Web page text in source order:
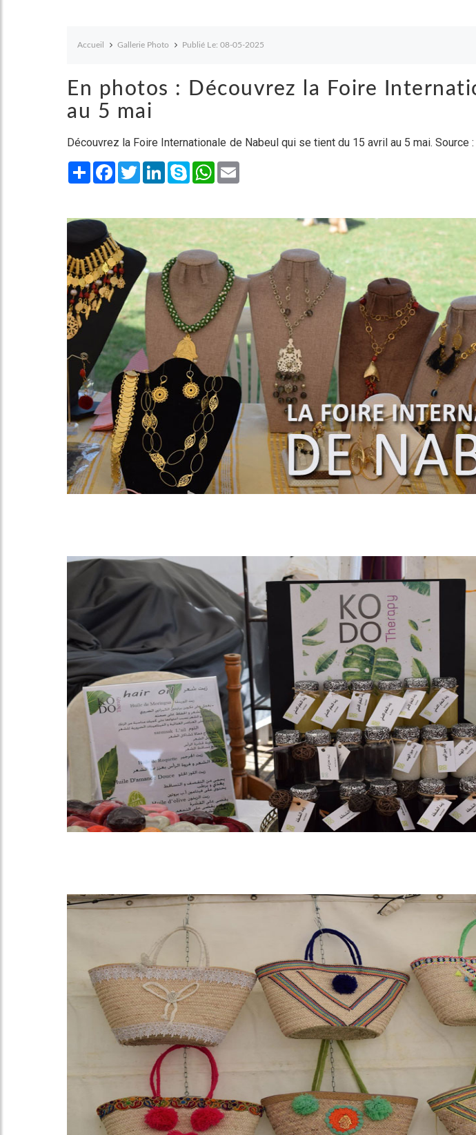
Accueil Gallerie Photo Publié Le: 08-05-2025
En photos : Découvrez la Foire
au 5 mai
Découvrez la Foire Internationale de Nabeul qui se tient du 15 avril au 5 mai.
Share Facebook
TwitterLinkedInSkype WhatsApp